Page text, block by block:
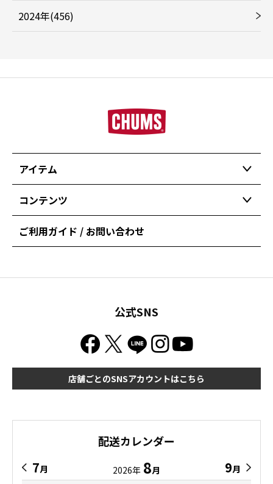
2024年(456)
アイテム
コンテンツ
ご利用ガイド / お問い合わせ
公式SNS
店舗ごとのSNSアカウントはこちら
配送カレンダー
7月 2026年 8月 9月